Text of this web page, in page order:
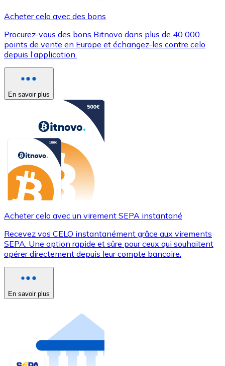
Acheter celo avec des bons
Procurez-vous des bons Bitnovo dans plus de 40 000
points de vente en Europe et échangez-les contre celo
depuis l’application.
En savoir plus
Acheter celo avec un virement SEPA instantané
Recevez vos CELO instantanément grâce aux virements
SEPA. Une option rapide et sûre pour ceux qui souhaitent
opérer directement depuis leur compte bancaire.
En savoir plus